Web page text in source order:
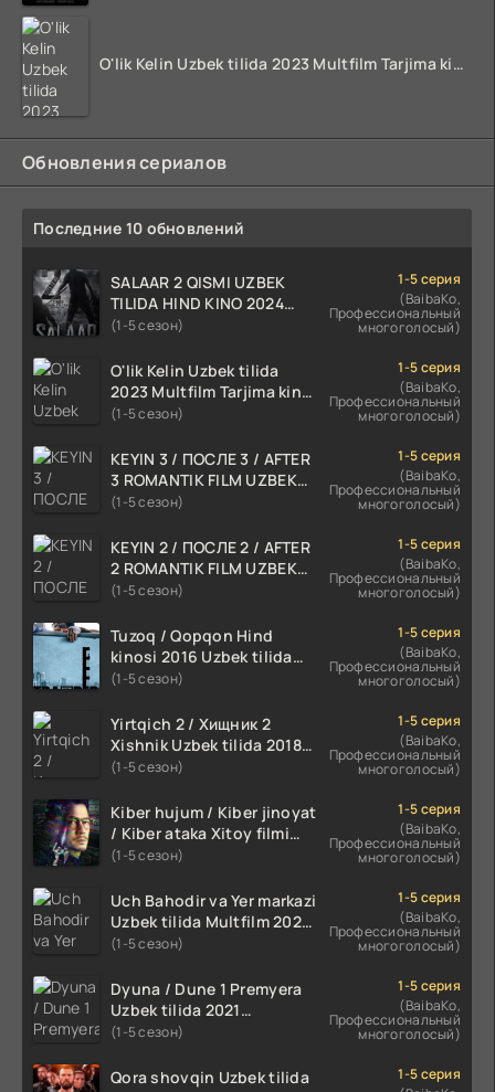
O'lik Kelin Uzbek tilida 2023 Multfilm Tarjima kino skachat
Обновления сериалов
Последние 10 обновлений
SALAAR 2 QISMI UZBEK
TILIDA HIND KINO 2024
TARJIMA 720p HD Skachat
(1-5 сезон)
1-5 серия
(BaibaKo,
Профессиональный
многоголосый)
O'lik Kelin Uzbek tilida
2023 Multfilm Tarjima kino
skachat
(1-5 сезон)
1-5 серия
(BaibaKo,
Профессиональный
многоголосый)
KEYIN 3 / ПОСЛЕ 3 / AFTER
3 ROMANTIK FILM UZBEK
TILIDA 2021 TARJIMA FILM
(1-5 сезон)
1-5 серия
(BaibaKo,
Профессиональный
многоголосый)
KEYIN 2 / ПОСЛЕ 2 / AFTER
2 ROMANTIK FILM UZBEK
TILIDA 2020 TARJIMA FILM
(1-5 сезон)
1-5 серия
(BaibaKo,
Профессиональный
многоголосый)
Tuzoq / Qopqon Hind
kinosi 2016 Uzbek tilida
tarjima film HD
(1-5 сезон)
1-5 серия
(BaibaKo,
Профессиональный
многоголосый)
Yirtqich 2 / Хищник 2
Xishnik Uzbek tilida 2018-
2024 O'zbekcha tarjima
(1-5 сезон)
1-5 серия
(BaibaKo,
Профессиональный
многоголосый)
Kiber hujum / Kiber jinoyat
/ Kiber ataka Xitoy filmi
Uzbek tilida O'zbekcha
HD skachat
(1-5 сезон)
1-5 серия
(BaibaKo,
Профессиональный
многоголосый)
Uch Bahodir va Yer markazi
Uzbek tilida Multfilm 2025
tarjima HD skachat
(1-5 сезон)
1-5 серия
(BaibaKo,
Профессиональный
многоголосый)
Dyuna / Dune 1 Premyera
Uzbek tilida 2021
O'zbekcha tarjima kino HD
(1-5 сезон)
1-5 серия
(BaibaKo,
Профессиональный
многоголосый)
Qora shovqin Uzbek tilida
1-5 серия